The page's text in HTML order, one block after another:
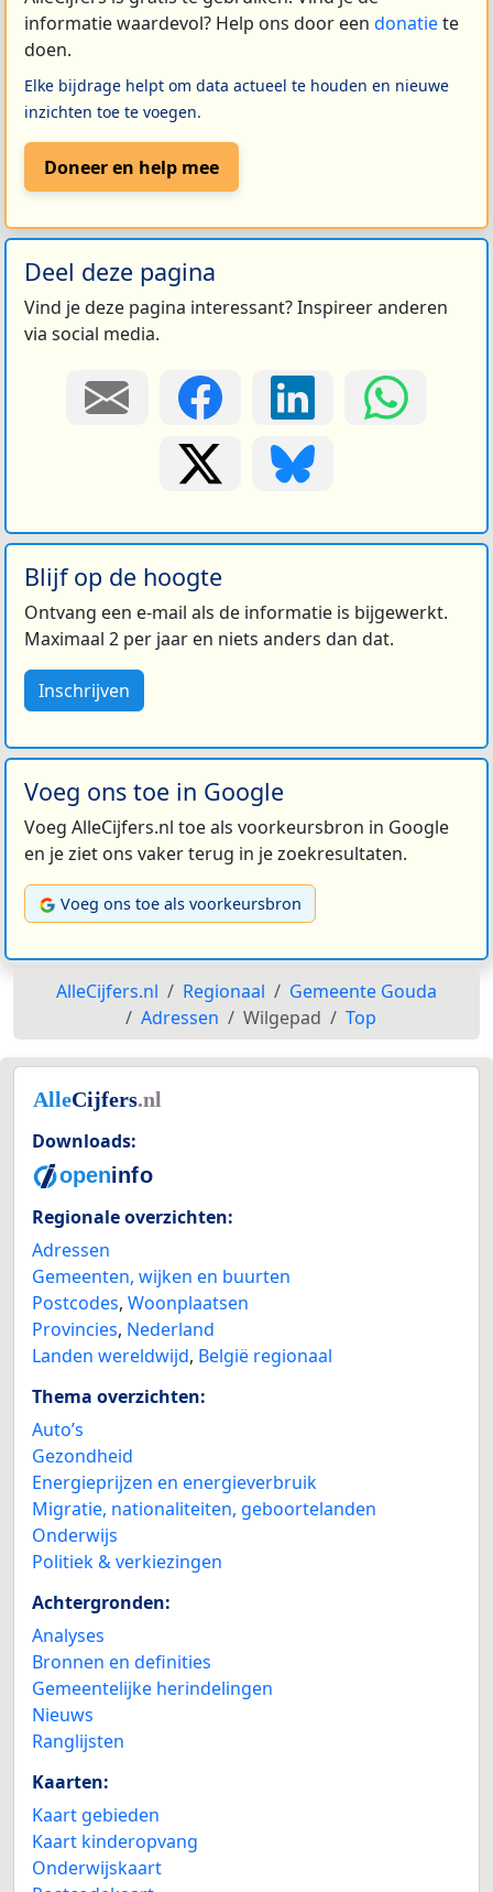
informatie waardevol? Help ons door een donatiete
doen.
Elke bijdrage helpt om data actueel te houden en nieuwe
inzichten toe te voegen.
Doneer en help mee
Deel deze pagina
Vind je deze pagina interessant? Inspireer anderen
via social media.
Blijf op de hoogte
Ontvang een e-mail als de informatie is bijgewerkt.
Maximaal 2 per jaar en niets anders dan dat.
Inschrijven
Voeg ons toe in Google
Voeg AlleCijfers.nl toe als voorkeursbron in Google
en je ziet ons vaker terug in je zoekresultaten.
Voeg ons toe als voorkeursbron
AlleCijfers.nl Regionaal
Gemeente Gouda
Adressen
Wilgepad Top
Downloads:
Regionale overzichten:
Adressen
Gemeenten, wijken en buurten
Postcodes, Woonplaatsen
Provincies, Nederland
Landen wereldwijd, België regionaal
Thema overzichten:
Auto’s
Gezondheid
Energieprijzen en energieverbruik
Migratie, nationaliteiten, geboortelanden
Onderwijs
Politiek & verkiezingen
Achtergronden:
Analyses
Bronnen en definities
Gemeentelijke herindelingen
Nieuws
Ranglijsten
Kaarten:
Kaart gebieden
Kaart kinderopvang
Onderwijskaart